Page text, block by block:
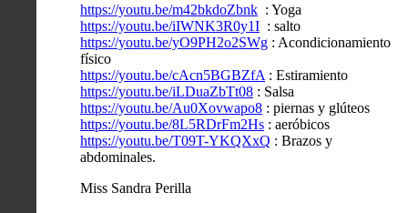
https://youtu.be/m42bkdoZbnk : Yoga
https://youtu.be/iIWNK3R0y1I : salto
https://youtu.be/yO9PH2o2SWg : Acondicionamiento
físico
https://youtu.be/cAcn5BGBZfA : Estiramiento
https://youtu.be/iLDuaZbTt08 : Salsa
https://youtu.be/Au0Xovwapo8 : piernas y glúteos
https://youtu.be/8L5RDrFm2Hs : aeróbicos
https://youtu.be/T09T-YKQXxQ : Brazos y
abdominales.
Miss Sandra Perilla